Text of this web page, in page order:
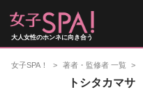
大人女性のホンネに向き合う
女子SPA！ 著者・監修者 一覧
トシタカマサ